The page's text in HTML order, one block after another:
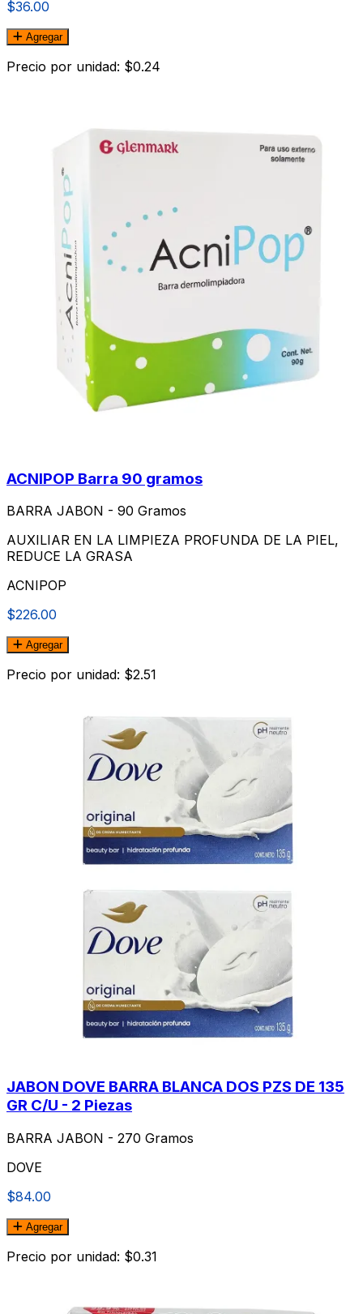
$36.00
Agregar
Precio por unidad: $0.24
ACNIPOP Barra 90 gramos
BARRA JABON - 90 Gramos
AUXILIAR EN LA LIMPIEZA PROFUNDA DE LA PIEL,
REDUCE LA GRASA
ACNIPOP
$226.00
Agregar
Precio por unidad: $2.51
JABON DOVE BARRA BLANCA DOS PZS DE 135
GR C/U - 2 Piezas
BARRA JABON - 270 Gramos
DOVE
$84.00
Agregar
Precio por unidad: $0.31